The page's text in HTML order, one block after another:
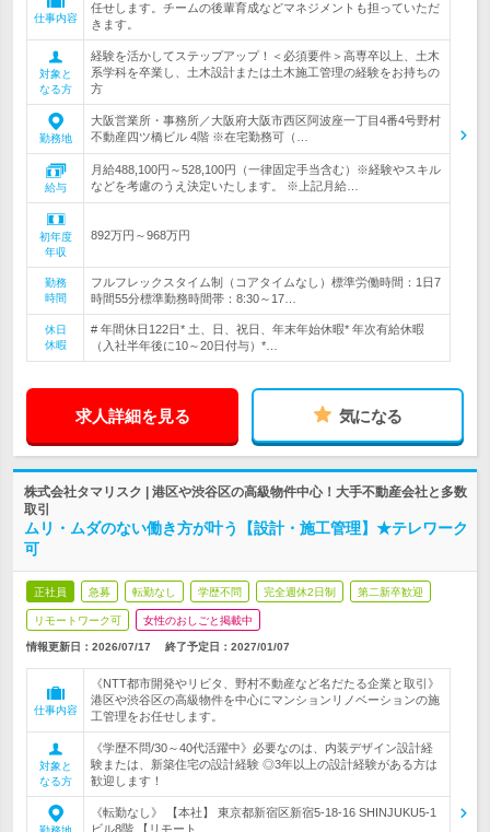
仕事内容
任せします。チームの後輩育成などマネジメントも担っていただ
きます。
対象と
なる方
経験を活かしてステップアップ！＜必須要件＞高専卒以上、土木
系学科を卒業し、土木設計または土木施工管理の経験をお持ちの
方
勤務地
大阪営業所・事務所／大阪府大阪市西区阿波座一丁目4番4号野村
不動産四ツ橋ビル 4階 ※在宅勤務可（…
給与
月給488,100円～528,100円（一律固定手当含む）※経験やスキル
などを考慮のうえ決定いたします。 ※上記月給…
初年度
年収
892万円～968万円
勤務
時間
フルフレックスタイム制（コアタイムなし）標準労働時間：1日7
時間55分標準勤務時間帯：8:30～17…
休日
休暇
# 年間休日122日* 土、日、祝日、年末年始休暇* 年次有給休暇
（入社半年後に10～20日付与）*…
求人詳細を見る 気になる
株式会社タマリスク | 港区や渋谷区の高級物件中心！大手不動産会社と多数
取引
ムリ・ムダのない働き方が叶う【設計・施工管理】★テレワーク
可
正社員 急募 転勤なし 学歴不問 完全週休2日制 第二新卒歓迎
リモートワーク可 女性のおしごと掲載中
情報更新日：2026/07/17 終了予定日： 2027/01/07
仕事内容
《NTT都市開発やリビタ、野村不動産など名だたる企業と取引》
港区や渋谷区の高級物件を中心にマンションリノベーションの施
工管理をお任せします。
対象と
なる方
《学歴不問/30～40代活躍中》必要なのは、内装デザイン設計経
験または、新築住宅の設計経験 ◎3年以上の設計経験がある方は
歓迎します！
《転勤なし》 【本社】 東京都新宿区新宿5-18-16 SHINJUKU5-1
ビル8階 【リモート…